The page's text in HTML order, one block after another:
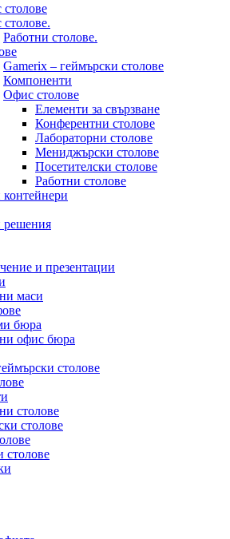
Работни столове.
Gamerix – геймърски столове
Компоненти
Офис столове
Елементи за свързване
Конферентни столове
Лабораторни столове
Мениджърски столове
Посетителски столове
Работни столове
решения
и презентации
маси
бюра
офис бюра
столове
столове
столове
столове